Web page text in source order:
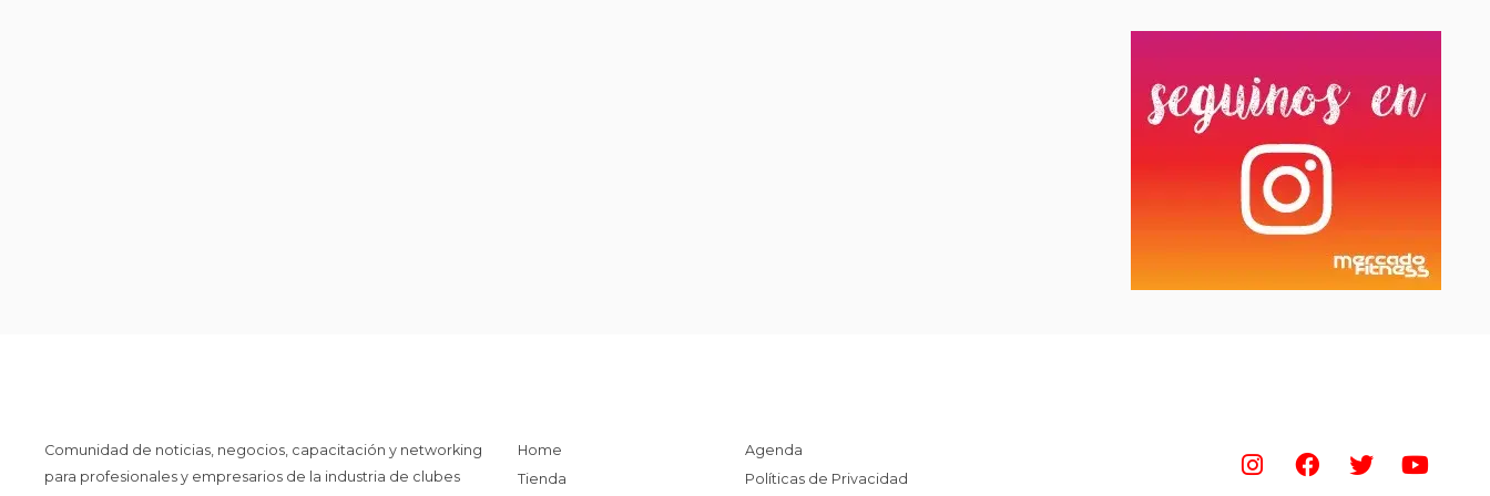
Comunidad de noticias, negocios, capacitación y networking
para profesionales y empresarios de la industria de clubes
Home
Tienda
Agenda
Políticas de Privacidad